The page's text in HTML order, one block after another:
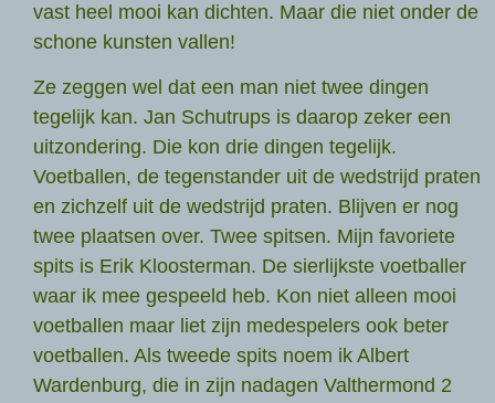
vast heel mooi kan dichten. Maar die niet onder de
schone kunsten vallen!
Ze zeggen wel dat een man niet twee dingen
tegelijk kan. Jan Schutrups is daarop zeker een
uitzondering. Die kon drie dingen tegelijk.
Voetballen, de tegenstander uit de wedstrijd praten
en zichzelf uit de wedstrijd praten. Blijven er nog
twee plaatsen over. Twee spitsen. Mijn favoriete
spits is Erik Kloosterman. De sierlijkste voetballer
waar ik mee gespeeld heb. Kon niet alleen mooi
voetballen maar liet zijn medespelers ook beter
voetballen. Als tweede spits noem ik Albert
Wardenburg, die in zijn nadagen Valthermond 2